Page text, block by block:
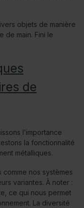
objets de manière
de main. Fini le
de
l’importance
la fonctionnalité
métalliques.
comme nos systèmes
variantes. À noter :
ce qui nous permet
La diversité